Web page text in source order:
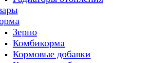
Зерно
Комбикорма
Кормовые добавки